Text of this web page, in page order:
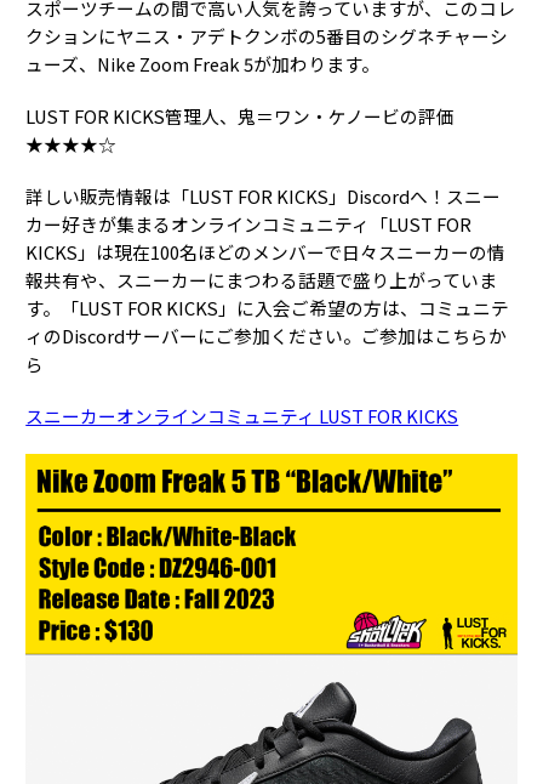
スポーツチームの間で高い人気を誇っていますが、このコレ
クションにヤニス・アデトクンボの5番目のシグネチャーシ
ューズ、Nike Zoom Freak 5が加わります。
LUST FOR KICKS管理人、鬼＝ワン・ケノービの評価
★★★★☆
詳しい販売情報は「LUST FOR KICKS」Discordへ！スニー
カー好きが集まるオンラインコミュニティ「LUST FOR
KICKS」は現在100名ほどのメンバーで日々スニーカーの情
報共有や、スニーカーにまつわる話題で盛り上がっていま
す。「LUST FOR KICKS」に入会ご希望の方は、コミュニテ
ィのDiscordサーバーにご参加ください。ご参加はこちらか
ら
スニーカーオンラインコミュニティ LUST FOR KICKS